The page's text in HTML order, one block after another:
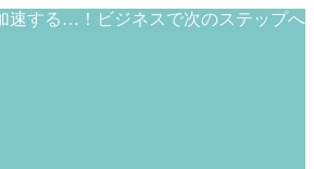
速する…！ビジネスで次のステップへ